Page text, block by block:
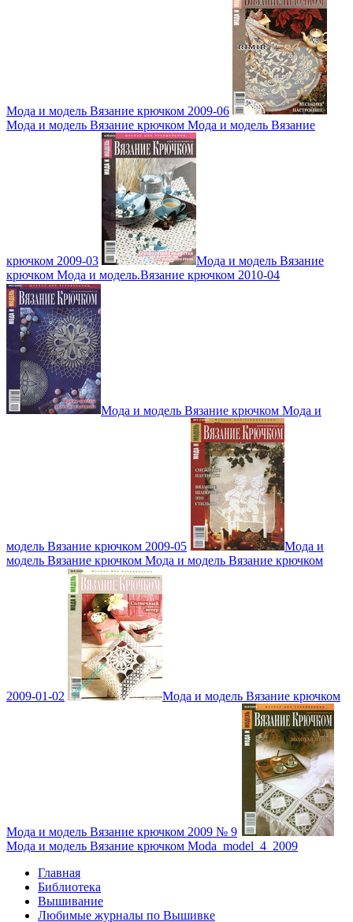
Мода и модель Вязание крючком 2009-06
Мода и модель Вязание крючком Мода и модель Вязание
крючком 2009-03
Мода и модель Вязание
крючком Мода и модель.Вязание крючком 2010-04
Мода и модель Вязание крючком Мода и
модель Вязание крючком 2009-05
Мода и
модель Вязание крючком Мода и модель Вязание крючком
2009-01-02 Мода и модель Вязание крючком
Мода и модель Вязание крючком 2009 № 9
Мода и модель Вязание крючком Moda_model_4_2009
Главная
Библиотека
Вышивание
Любимые журналы по Вышивке